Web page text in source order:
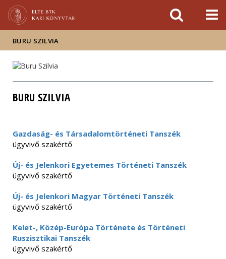
sajtóban
BURU SZILVIA
BURU SZILVIA
Gazdaság- és Társadalomtörténeti Tanszék
ügyvivő szakértő
Új- és Jelenkori Egyetemes Történeti Tanszék
ügyvivő szakértő
Új- és Jelenkori Magyar Történeti Tanszék
ügyvivő szakértő
Kelet-, Közép-Európa Története és Történeti
Ruszisztikai Tanszék
ügyvivő szakértő